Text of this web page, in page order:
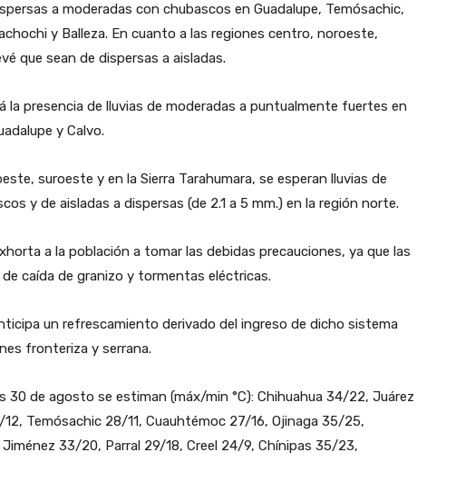
a moderadas con chubascos en Guadalupe, Temósachic,
y Balleza. En cuanto a las regiones centro, noroeste,
que sean de dispersas a aisladas.
la presencia de lluvias de moderadas a puntualmente fuertes en
y Calvo.
suroeste y en la Sierra Tarahumara, se esperan lluvias de
y de aisladas a dispersas (de 2.1 a 5 mm.) en la región norte.
a la población a tomar las debidas precauciones, ya que las
caída de granizo y tormentas eléctricas.
un refrescamiento derivado del ingreso de dicho sistema
fronteriza y serrana.
30 de agosto se estiman (máx/min °C): Chihuahua 34/22, Juárez
Temósachic 28/11, Cuauhtémoc 27/16, Ojinaga 35/25,
33/20, Parral 29/18, Creel 24/9, Chínipas 35/23,